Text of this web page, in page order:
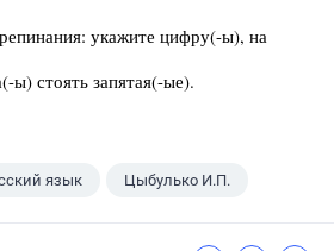
укажите цифру(-ы), на
ы) стоять запятая(-ые).
язык Цыбулько И.П.